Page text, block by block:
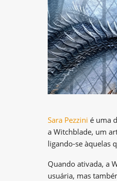
Sara Pezzini é uma
a Witchblade, um
ligando-se àquelas
Quando ativada, a
usuária, mas